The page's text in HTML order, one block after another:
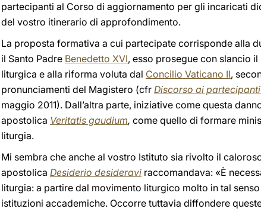
partecipanti al Corso di aggiornamento per gli incaricati
del vostro itinerario di approfondimento.
La proposta formativa a cui partecipate corrisponde alla
il Santo Padre Benedetto XVI, esso prosegue con slancio
liturgica e alla riforma voluta dal Concilio Vaticano II,
pronunciamenti del Magistero (cfr Discorso ai
maggio 2011). Dall’altra parte, iniziative come questa
apostolica Veritatis gaudium, come quello di formare
liturgia.
Mi sembra che anche al vostro Istituto sia rivolto il
apostolica Desiderio desideravi raccomandava: «È
liturgia: a partire dal movimento liturgico molto in tal
istituzioni accademiche. Occorre tuttavia diffondere